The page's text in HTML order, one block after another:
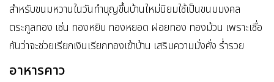
สำหรับขนมหวานในวันทำบุญขึ้นบ้านใหม่นิยมใช้เป็นขนมมงคล
ตระกูลทอง เช่น ทองหยิบ ทองหยอด ฝอยทอง ทองม้วน เพราะเชื่อ
กันว่าจะช่วยเรียกเงินเรียกทองเข้าบ้าน เสริมความมั่งคั่ง ร่ำรวย
อาหารคาว